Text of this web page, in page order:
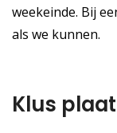
weekeinde. Bij
als we kunnen.
Klus